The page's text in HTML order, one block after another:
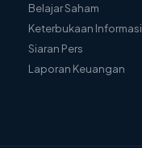
Belajar Saham
Keterbukaan Informasi
Siaran Pers
Laporan Keuangan